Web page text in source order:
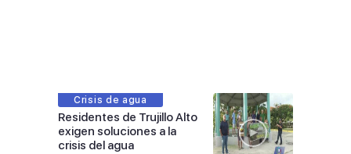
Crisis de agua
Residentes de Trujillo Alto
exigen soluciones a la
crisis del agua